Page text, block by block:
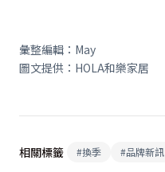
彙整編輯：May
圖文提供：HOLA和樂家居
相關標籤 #換季 #品牌新訊